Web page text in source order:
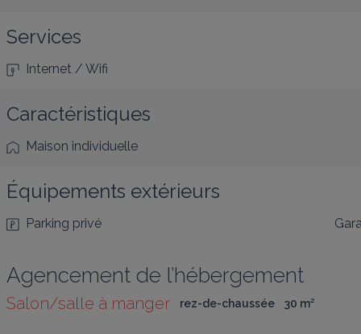
Services
Internet / Wifi
Caractéristiques
Maison individuelle
Équipements extérieurs
Parking privé
Agencement de l’hébergement
Salon/salle à manger rez-de-chaussée 30 m²